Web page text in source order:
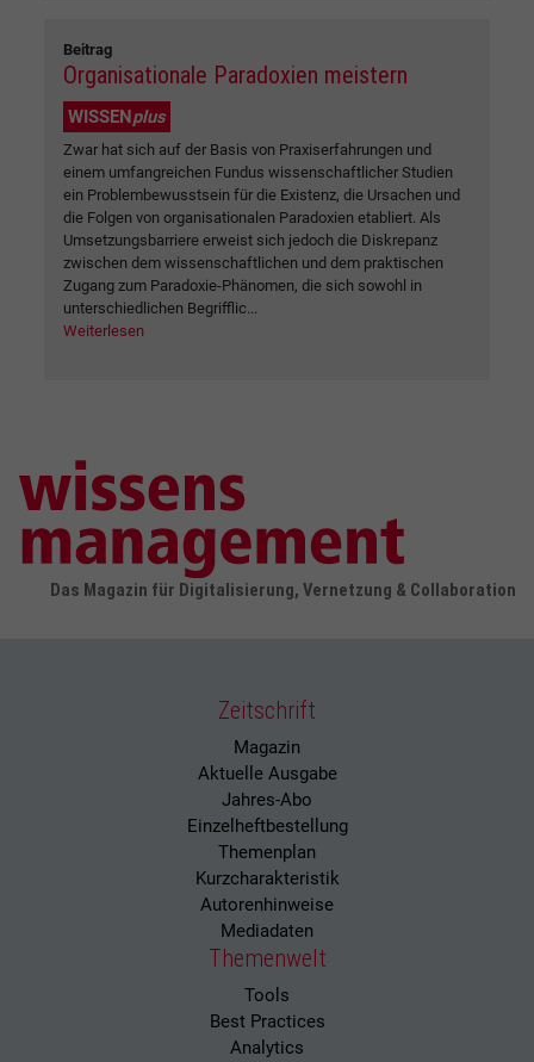
Beitrag
Organisationale Paradoxien meistern
WISSENplus
Zwar hat sich auf der Basis von Praxiserfahrungen und
einem umfangreichen Fundus wissenschaftlicher Studien
ein Problembewusstsein für die Existenz, die Ursachen und
die Folgen von organisationalen Paradoxien etabliert. Als
Umsetzungsbarriere erweist sich jedoch die Diskrepanz
zwischen dem wissenschaftlichen und dem praktischen
Zugang zum Paradoxie-Phänomen, die sich sowohl in
unterschiedlichen Begrifflic...
Weiterlesen
Das Magazin für Digitalisierung, Vernetzung & Collaboration
Zeitschrift
Magazin
Aktuelle Ausgabe
Jahres-Abo
Einzelheftbestellung
Themenplan
Kurzcharakteristik
Autorenhinweise
Mediadaten
Themenwelt
Tools
Best Practices
Analytics